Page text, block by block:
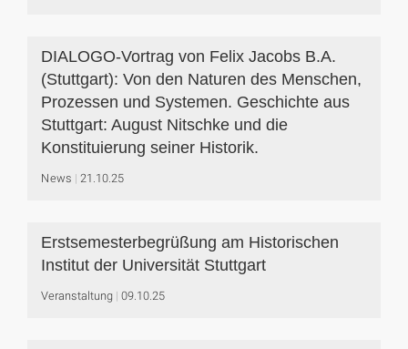
DIALOGO-Vortrag von Felix Jacobs B.A.
(Stuttgart): Von den Naturen des Menschen,
Prozessen und Systemen. Geschichte aus
Stuttgart: August Nitschke und die
Konstituierung seiner Historik.
News 21.10.25
Erstsemesterbegrüßung am Historischen
Institut der Universität Stuttgart
Veranstaltung 09.10.25